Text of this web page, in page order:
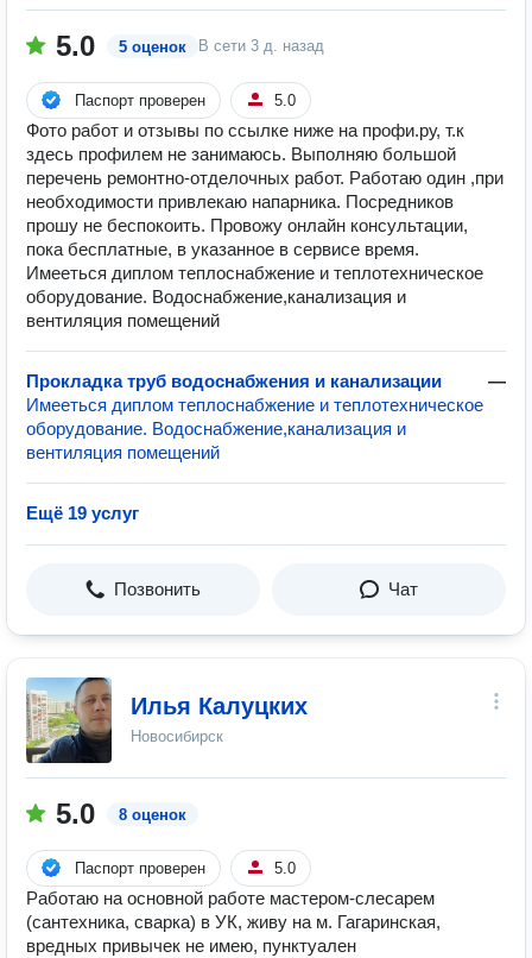
5.0 5 оценок В сети 3 д. назад
Паспорт проверен 5.0
Фото работ и отзывы по ссылке ниже на профи.ру, т.к
здесь профилем не занимаюсь. Выполняю большой
перечень ремонтно-отделочных работ. Работаю один ,при
необходимости привлекаю напарника. Посредников
прошу не беспокоить. Провожу онлайн консультации,
пока бесплатные, в указанное в сервисе время.
Имееться диплом теплоснабжение и теплотехническое
оборудование. Водоснабжение,канализация и
вентиляция помещений
Прокладка труб водоснабжения и канализации
—
Имееться диплом теплоснабжение и теплотехническое
оборудование. Водоснабжение,канализация и
вентиляция помещений
Ещё 19 услуг
Позвонить Чат
Илья Калуцких
Новосибирск
5.0 8 оценок
Паспорт проверен 5.0
Работаю на основной работе мастером-слесарем
(сантехника, сварка) в УК, живу на м. Гагаринская,
вредных привычек не имею, пунктуален